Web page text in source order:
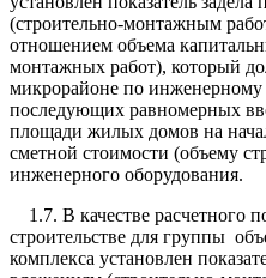
(строительно-монтажным
отношением объема
монтажных работ), который
микрорайоне по
последующих равномерных
площади жилых домов на
сметной стоимости (объему
инженерного оборудования.
1.7. В качестве расчетного
строительстве для группы
комплекса установлен